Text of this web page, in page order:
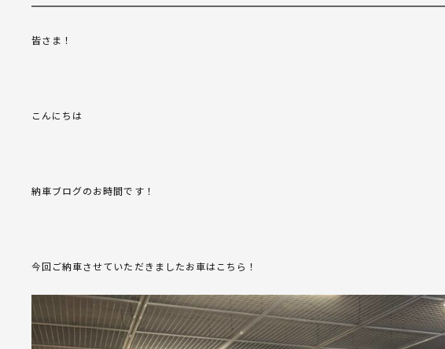
皆さま！
こんにちは
納車ブログのお時間です！
今回ご納車させていただきましたお車はこちら！